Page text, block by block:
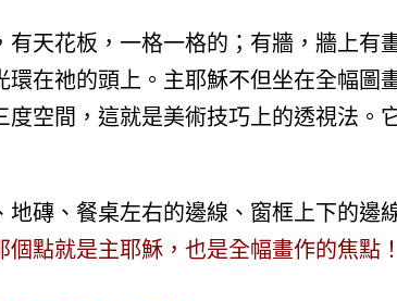
有天花板，一格一格的；有牆，牆上
環在祂的頭上。主耶穌不但坐在全幅
度空間，這就是美術技巧上的透視法。
地磚、餐桌左右的邊線、窗框上下的邊
點就是主耶穌，也是全幅畫作的焦點！